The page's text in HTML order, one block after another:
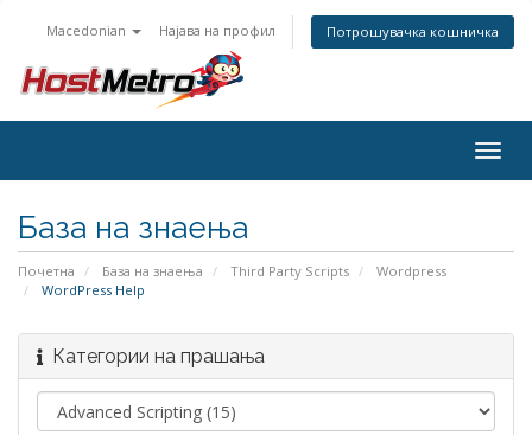
Macedonian Најава на профил Потрошувачка кошничка
База на знаења
Почетна База на знаења Third Party Scripts
Wordpress
WordPress Help
Категории на прашања